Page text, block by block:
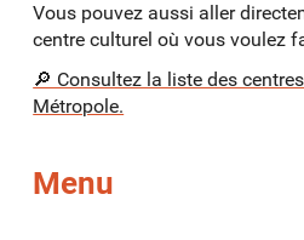
Vous pouvez aussi aller
centre culturel où vous voulez
🔎 Consultez la liste des
Métropole.
Menu